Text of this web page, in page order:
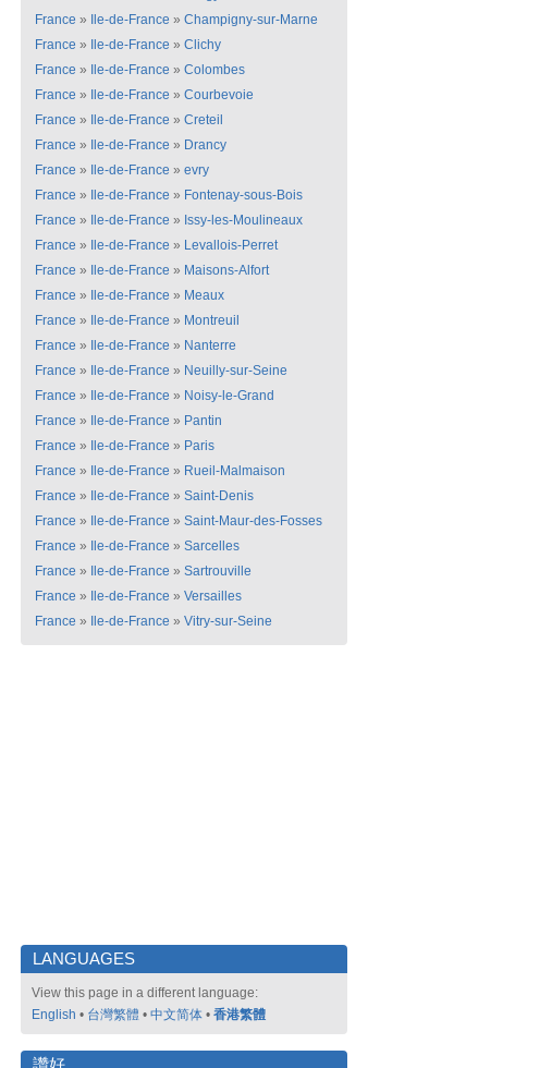
France » Ile-de-France » Champigny-sur-Marne
France » Ile-de-France » Clichy
France » Ile-de-France » Colombes
France » Ile-de-France » Courbevoie
France » Ile-de-France » Creteil
France » Ile-de-France » Drancy
France » Ile-de-France » evry
France » Ile-de-France » Fontenay-sous-Bois
France » Ile-de-France » Issy-les-Moulineaux
France » Ile-de-France » Levallois-Perret
France » Ile-de-France » Maisons-Alfort
France » Ile-de-France » Meaux
France » Ile-de-France » Montreuil
France » Ile-de-France » Nanterre
France » Ile-de-France » Neuilly-sur-Seine
France » Ile-de-France » Noisy-le-Grand
France » Ile-de-France » Pantin
France » Ile-de-France » Paris
France » Ile-de-France » Rueil-Malmaison
France » Ile-de-France » Saint-Denis
France » Ile-de-France » Saint-Maur-des-Fosses
France » Ile-de-France » Sarcelles
France » Ile-de-France » Sartrouville
France » Ile-de-France » Versailles
France » Ile-de-France » Vitry-sur-Seine
LANGUAGES
View this page in a different language:
English • 台灣繁體 • 中文简体 • 香港繁體